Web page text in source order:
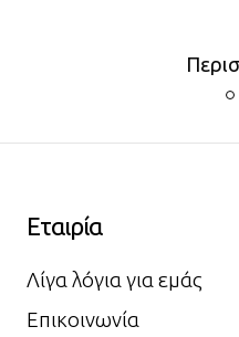
Εταιρία
Λίγα λόγια για εμάς
Επικοινωνία